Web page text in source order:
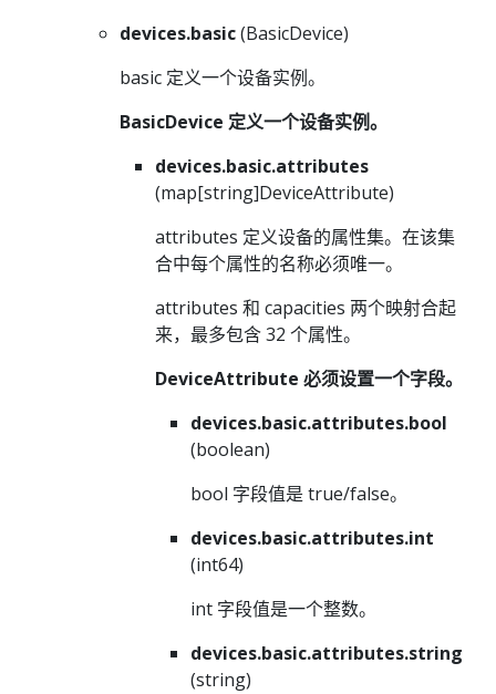
devices.basic(BasicDevice)
basic 定义一个设备实例。
BasicDevice 定义一个设备实例。
devices.basic.attributes
(map[string]DeviceAttribute)
attributes 定义设备的属性集。在该集
合中每个属性的名称必须唯一。
attributes 和 capacities 两个映射合起
来，最多包含 32 个属性。
DeviceAttribute 必须设置一个字段。
devices.basic.attributes.bool
(boolean)
bool 字段值是 true/false。
devices.basic.attributes.int
(int64)
int 字段值是一个整数。
devices.basic.attributes.string
(string)